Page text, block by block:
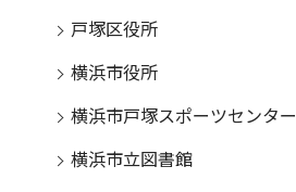
戸塚区役所
横浜市役所
横浜市戸塚スポーツセンター
横浜市立図書館